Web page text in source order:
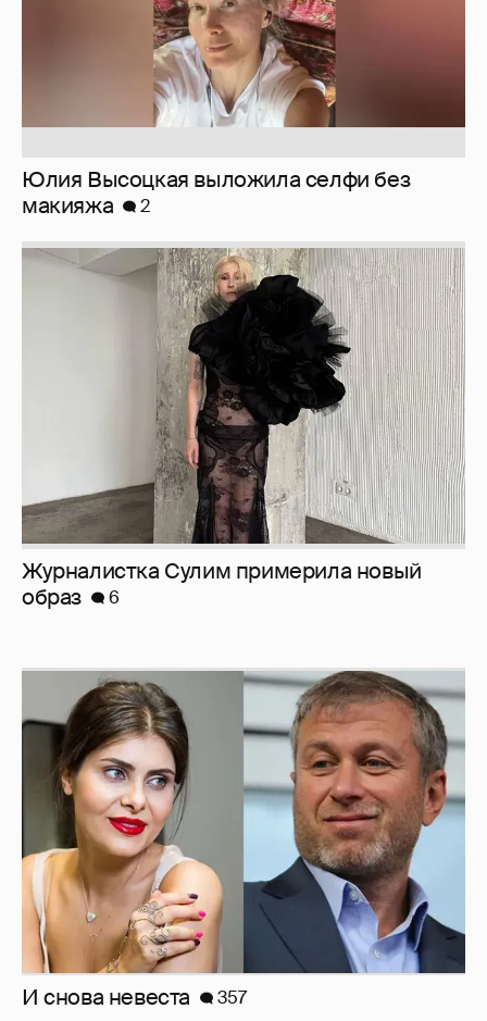
Юлия Высоцкая выложила селфи без
макияжа
2
Журналистка Сулим примерила новый
образ
6
И снова невеста 357